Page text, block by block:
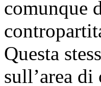
comunque
Questa
sull’area di